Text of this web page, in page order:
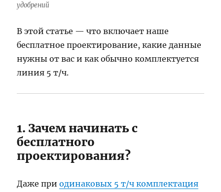
удобрений
В этой статье — что включает наше
бесплатное проектирование, какие данные
нужны от вас и как обычно комплектуется
линия 5 т/ч.
1. Зачем начинать с
бесплатного
проектирования?
Даже приодинаковых 5 т/ч комплектация